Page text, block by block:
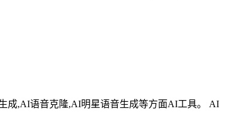
成,AI语音克隆,AI明星语音生成等方面AI工具。 AI